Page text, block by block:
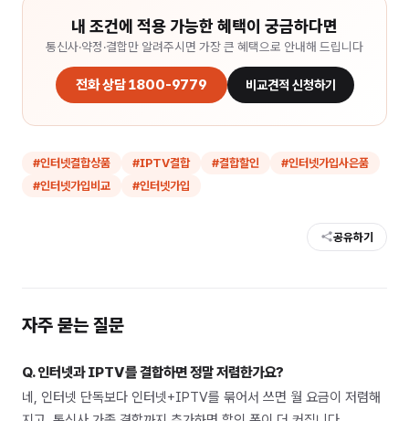
내 조건에 적용 가능한 혜택이 궁금하다면
통신사·약정·결합만 알려주시면 가장 큰 혜택으로 안내해 드립니다
전화 상담 1800-9779 비교견적 신청하기
#인터넷결합상품 #IPTV결합 #결합할인 #인터넷가입사은품
#인터넷가입비교 #인터넷가입
공유하기
자주 묻는 질문
Q.인터넷과 IPTV를 결합하면 정말 저렴한가요?
네, 인터넷 단독보다 인터넷+IPTV를 묶어서 쓰면 월 요금이 저렴해